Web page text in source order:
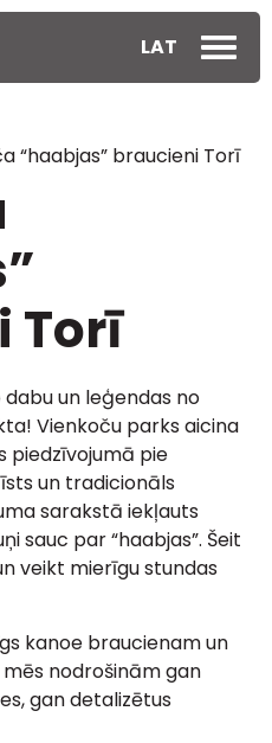
LAT
“haabjas” braucieni Torī
Torī
un leģendas no
Vienkoču parks aicina
piedzīvojumā pie
un tradicionāls
sarakstā iekļauts
sauc par “haabjas”. Šeit
veikt mierīgu stundas
kanoe braucienam un
nodrošinām gan
gan detalizētus